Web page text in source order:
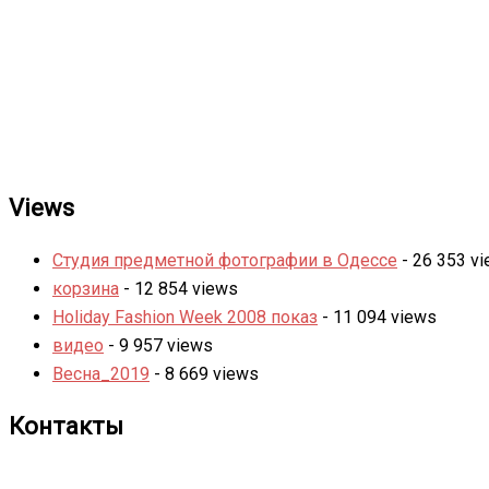
Views
Студия предметной фотографии в Одессе - 26 353
корзина - 12 854 views
Holiday Fashion Week 2008 показ - 11 094 views
видео - 9 957 views
Весна_2019 - 8 669 views
Контакты